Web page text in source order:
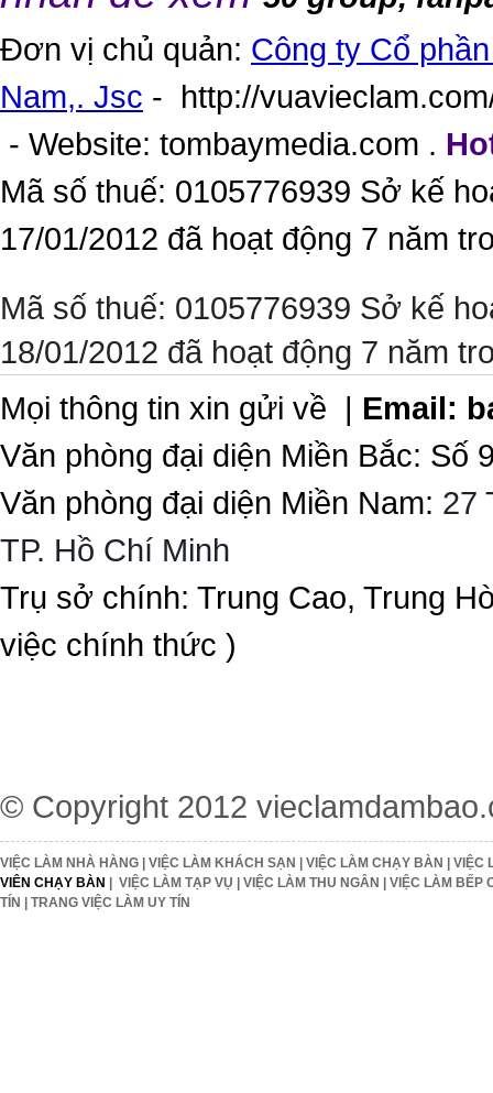
Đơn vị chủ quản: Công ty Cổ
Nam,. Jsc - http://
- Website: tombaymedia.com .
Mã số thuế: 0105776939 Sở kế
17/01/2012 đã hoạt động 7 năm
Mã số thuế: 0105776939 Sở kế
18/01/2012 đã hoạt động 7 năm
Mọi thông tin xin gửi về | Email:
Văn phòng đại diện Miền Bắc:
Văn phòng đại diện Miền Nam: 27
TP. Hồ Chí Minh
Trụ sở chính: Trung Cao, Trung
việc chính thức )
© Copyright 2012
VIỆC LÀM NHÀ HÀNG VIỆC LÀM KHÁCH SẠN VIỆC LÀM CHẠY BÀN
VIỆC
VIÊN CHẠY BÀN
VIỆC LÀM TẠP VỤ VIỆC LÀM THU NGÂN
VIỆC LÀM BẾP
TÍN
TRANG VIỆC LÀM UY TÍN